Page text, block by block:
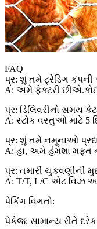
FAQ
પ્ર: શું તમે ટ્રેડિંગ કંપની
A: અમે ફેક્ટરી
પ્ર: ડિલિવરીનો સમય
A: સ્ટોક વસ્તુઓ માટે 5
પ્ર: શું તમે નમૂનાઓ
A: હા, અમે હંમેશા મફત
પ્ર: તમારી ચુકવણીની
A: T/T, L/C એટ વિઝ
પેકિંગ વિગતો:
પેકેજ: સામાન્ય રીતે દરેક